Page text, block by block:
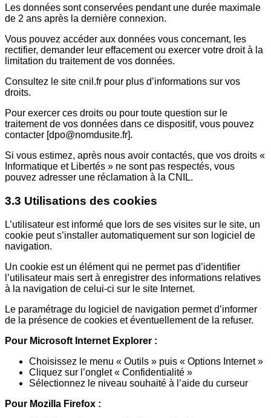
Les données sont conservées pendant une durée maximale
de 2 ans après la dernière connexion.
Vous pouvez accéder aux données vous concernant, les
rectifier, demander leur effacement ou exercer votre droit à la
limitation du traitement de vos données.
Consultez le site cnil.fr pour plus d’informations sur vos
droits.
Pour exercer ces droits ou pour toute question sur le
traitement de vos données dans ce dispositif, vous pouvez
contacter [dpo@nomdusite.fr].
Si vous estimez, après nous avoir contactés, que vos droits «
Informatique et Libertés » ne sont pas respectés, vous
pouvez adresser une réclamation à la CNIL.
3.3 Utilisations des cookies
L’utilisateur est informé que lors de ses visites sur le site, un
cookie peut s’installer automatiquement sur son logiciel de
navigation.
Un cookie est un élément qui ne permet pas d’identifier
l’utilisateur mais sert à enregistrer des informations relatives
à la navigation de celui-ci sur le site Internet.
Le paramétrage du logiciel de navigation permet d’informer
de la présence de cookies et éventuellement de la refuser.
Pour Microsoft Internet Explorer :
Choisissez le menu « Outils » puis « Options Internet »
Cliquez sur l’onglet « Confidentialité »
Sélectionnez le niveau souhaité à l’aide du curseur
Pour Mozilla Firefox :